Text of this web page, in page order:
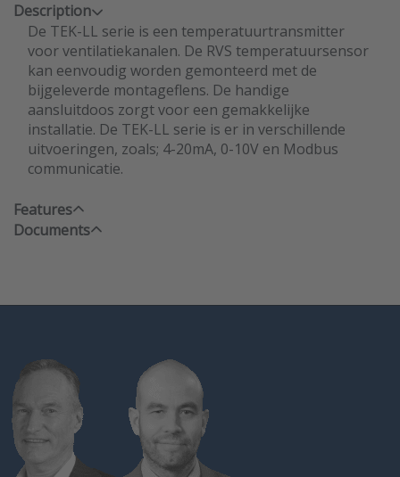
Description
De TEK-LL serie is een temperatuurtransmitter
voor ventilatiekanalen. De RVS temperatuursensor
kan eenvoudig worden gemonteerd met de
bijgeleverde montageflens. De handige
aansluitdoos zorgt voor een gemakkelijke
installatie. De TEK-LL serie is er in verschillende
uitvoeringen, zoals; 4-20mA, 0-10V en Modbus
communicatie.
Features
Documents